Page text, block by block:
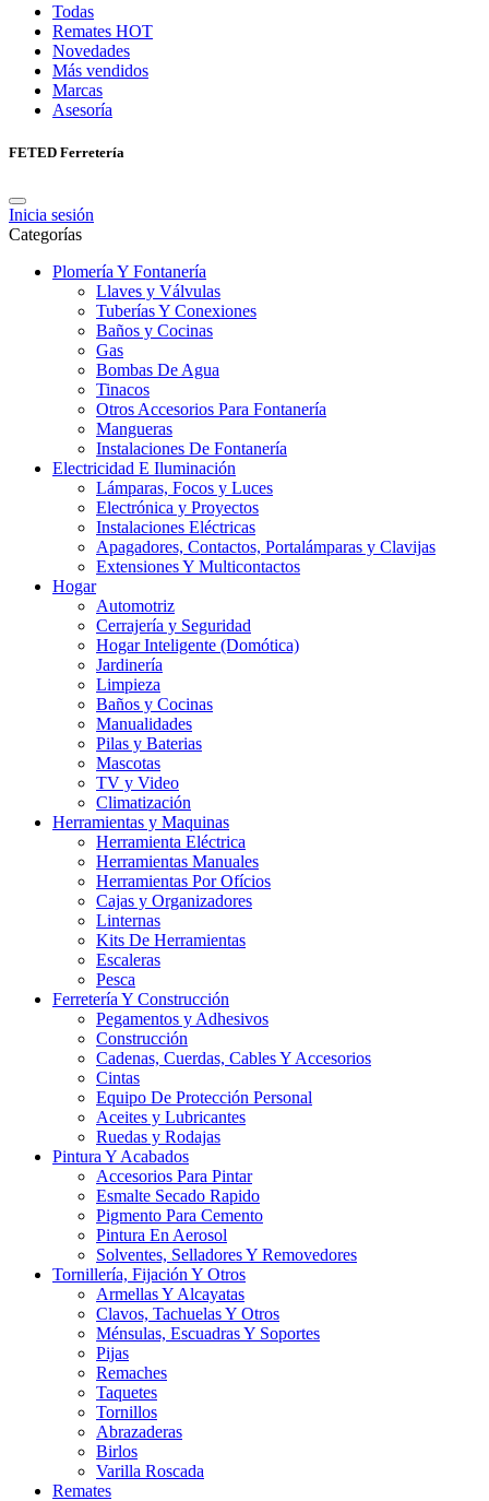
Todas
Remates HOT
Novedades
Más vendidos
Marcas
Asesoría
FETED Ferretería
Inicia sesión
Categorías
Plomería Y Fontanería
Llaves y Válvulas
Tuberías Y Conexiones
Baños y Cocinas
Gas
Bombas De Agua
Tinacos
Otros Accesorios Para Fontanería
Mangueras
Instalaciones De Fontanería
Electricidad E Iluminación
Lámparas, Focos y Luces
Electrónica y Proyectos
Instalaciones Eléctricas
Apagadores, Contactos, Portalámparas y Clavijas
Extensiones Y Multicontactos
Hogar
Automotriz
Cerrajería y Seguridad
Hogar Inteligente (Domótica)
Jardinería
Limpieza
Baños y Cocinas
Manualidades
Pilas y Baterias
Mascotas
TV y Video
Climatización
Herramientas y Maquinas
Herramienta Eléctrica
Herramientas Manuales
Herramientas Por Ofícios
Cajas y Organizadores
Linternas
Kits De Herramientas
Escaleras
Pesca
Ferretería Y Construcción
Pegamentos y Adhesivos
Construcción
Cadenas, Cuerdas, Cables Y Accesorios
Cintas
Equipo De Protección Personal
Aceites y Lubricantes
Ruedas y Rodajas
Pintura Y Acabados
Accesorios Para Pintar
Esmalte Secado Rapido
Pigmento Para Cemento
Pintura En Aerosol
Solventes, Selladores Y Removedores
Tornillería, Fijación Y Otros
Armellas Y Alcayatas
Clavos, Tachuelas Y Otros
Ménsulas, Escuadras Y Soportes
Pijas
Remaches
Taquetes
Tornillos
Abrazaderas
Birlos
Varilla Roscada
Remates